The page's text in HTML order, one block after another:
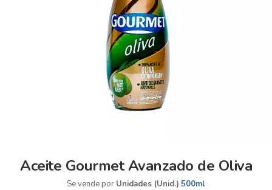
Aceite Gourmet Avanzado de Oliva
Se vende por Unidades (Unid.) 500ml